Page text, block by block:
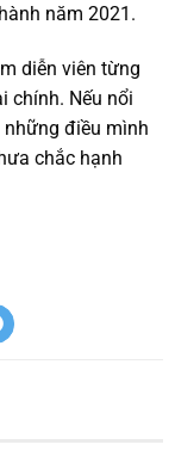
năm 2021.
diễn viên từng
chính. Nếu nổi
điều mình
chắc hạnh